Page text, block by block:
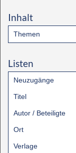
Inhalt
Themen
Listen
Neuzugänge
Titel
Autor / Beteiligte
Ort
Verlage